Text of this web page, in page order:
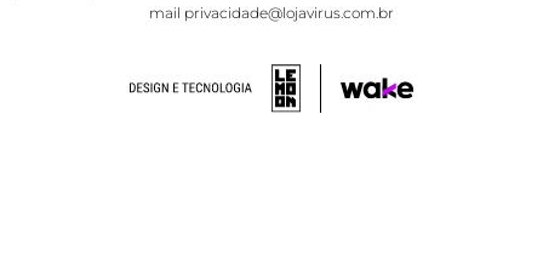
mail privacidade@lojavirus.com.br